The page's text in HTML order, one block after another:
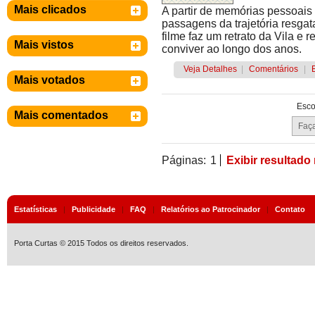
Mais clicados
Mais vistos
Mais votados
Mais comentados
A partir de memórias
passagens da trajetória
filme faz um retrato da Vila e
conviver ao longo dos anos.
Veja Detalhes Comentários
Páginas: 1 Exibir resultado
Estatísticas | Publicidade | FAQ | Relatórios ao Patrocinador| Contato
Porta Curtas © 2015 Todos os direitos reservados.